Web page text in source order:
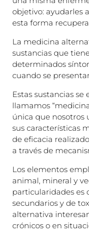
objetivo: ayudarles
esta forma
La medicina
sustancias que
determinados
cuando se
Estas sustancias
llamamos
única que nosotros
sus características
de eficacia
a través de
Los elementos
animal, mineral y
particularidades es
secundarios y de
alternativa
crónicos o en